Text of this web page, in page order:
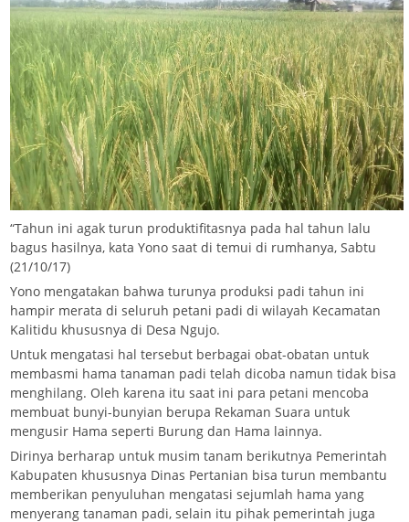
“Tahun ini agak turun produktifitasnya pada hal tahun lalu
bagus hasilnya, kata Yono saat di temui di rumhanya, Sabtu
(21/10/17)
Yono mengatakan bahwa turunya produksi padi tahun ini
hampir merata di seluruh petani padi di wilayah Kecamatan
Kalitidu khususnya di Desa Ngujo.
Untuk mengatasi hal tersebut berbagai obat-obatan untuk
membasmi hama tanaman padi telah dicoba namun tidak bisa
menghilang. Oleh karena itu saat ini para petani mencoba
membuat bunyi-bunyian berupa Rekaman Suara untuk
mengusir Hama seperti Burung dan Hama lainnya.
Dirinya berharap untuk musim tanam berikutnya Pemerintah
Kabupaten khususnya Dinas Pertanian bisa turun membantu
memberikan penyuluhan mengatasi sejumlah hama yang
menyerang tanaman padi, selain itu pihak pemerintah juga